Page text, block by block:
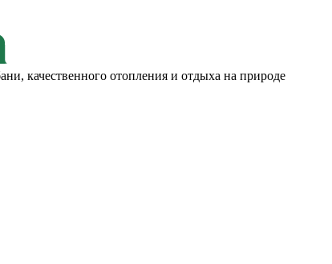
качественного отопления и отдыха на природе